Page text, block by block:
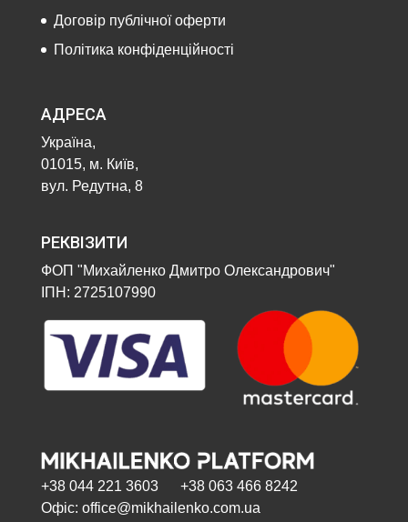
Договір публічної оферти
Політика конфіденційності
АДРЕСА
Україна,
01015, м. Київ,
вул. Редутна, 8
РЕКВІЗИТИ
ФОП "Михайленко Дмитро Олександрович"
ІПН: 2725107990
+38 044 221 3603 +38 063 466 8242
Офіс: office@mikhailenko.com.ua